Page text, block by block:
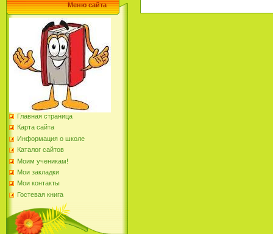
Меню сайта
Главная страница
Карта сайта
Информация о школе
Каталог сайтов
Моим ученикам!
Мои закладки
Мои контакты
Гостевая книга